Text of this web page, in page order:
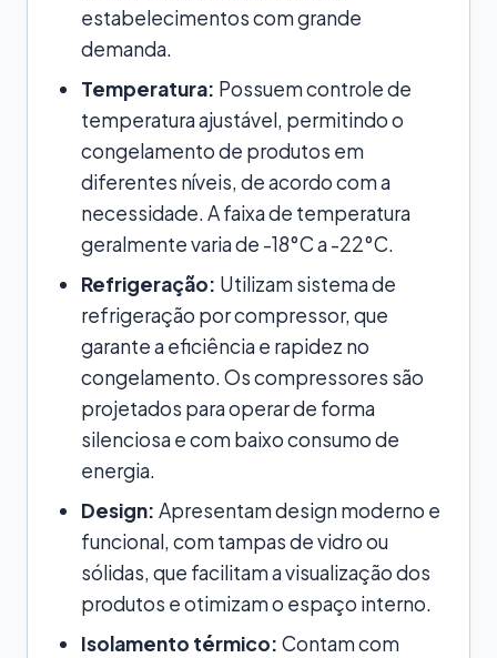
estabelecimentos com grande
demanda.
Temperatura: Possuem controle de
temperatura ajustável, permitindo o
congelamento de produtos em
diferentes níveis, de acordo com a
necessidade. A faixa de temperatura
geralmente varia de -18°C a -22°C.
Refrigeração: Utilizam sistema de
refrigeração por compressor, que
garante a eficiência e rapidez no
congelamento. Os compressores são
projetados para operar de forma
silenciosa e com baixo consumo de
energia.
Design: Apresentam design moderno e
funcional, com tampas de vidro ou
sólidas, que facilitam a visualização dos
produtos e otimizam o espaço interno.
Isolamento térmico: Contam com